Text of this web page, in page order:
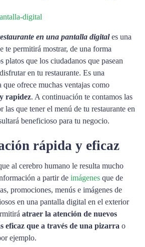
en una pantalla digitales una
te permitirá mostrar, de una forma
platos que los ciudadanos que pasean
en tu restaurante. Es una
ofrece muchas ventajas como
rapidez. A continuación te contamos las
las que tener el menú de tu restaurante en
beneficioso para tu negocio.
rápida y eficaz
al cerebro humano le resulta mucho
a partir de imágenes que de
promociones, menús e imágenes de
en una pantalla digital en el exterior
atraer la atención de nuevos
eficaz que a través de una pizarra o
ejemplo.